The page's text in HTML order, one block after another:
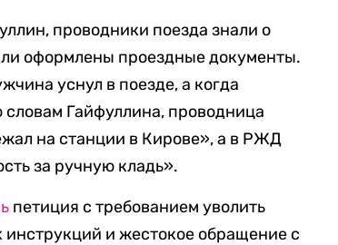
проводники поезда знали о
оформлены проездные документы.
уснул в поезде, а когда
словам Гайфуллина, проводница
на станции в Кирове», а в РЖД
за ручную кладь».
петиция с требованием уволить
и жестокое обращение с